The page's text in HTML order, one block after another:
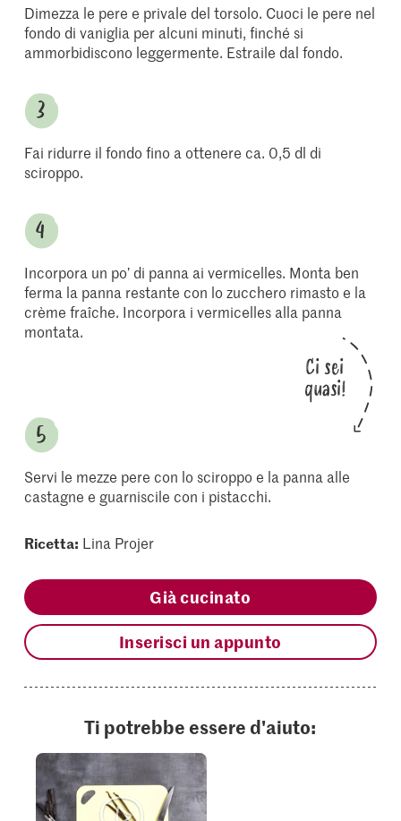
Dimezza le pere e privale del torsolo. Cuoci le pere nel
fondo di vaniglia per alcuni minuti, finché si
ammorbidiscono leggermente. Estraile dal fondo.
Fai ridurre il fondo fino a ottenere ca. 0,5 dl di
sciroppo.
Incorpora un po’ di panna ai vermicelles. Monta ben
ferma la panna restante con lo zucchero rimasto e la
crème fraîche. Incorpora i vermicelles alla panna
montata.
Ci sei
quasi!
Servi le mezze pere con lo sciroppo e la panna alle
castagne e guarniscile con i pistacchi.
Ricetta: Lina Projer
Già cucinato
Inserisci un appunto
Ti potrebbe essere d'aiuto: